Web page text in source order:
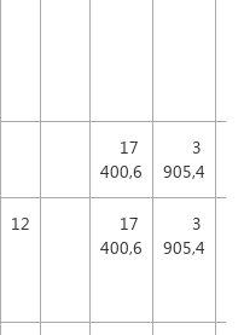
17
400,6
3
905,4
12
17
400,6
3
905,4